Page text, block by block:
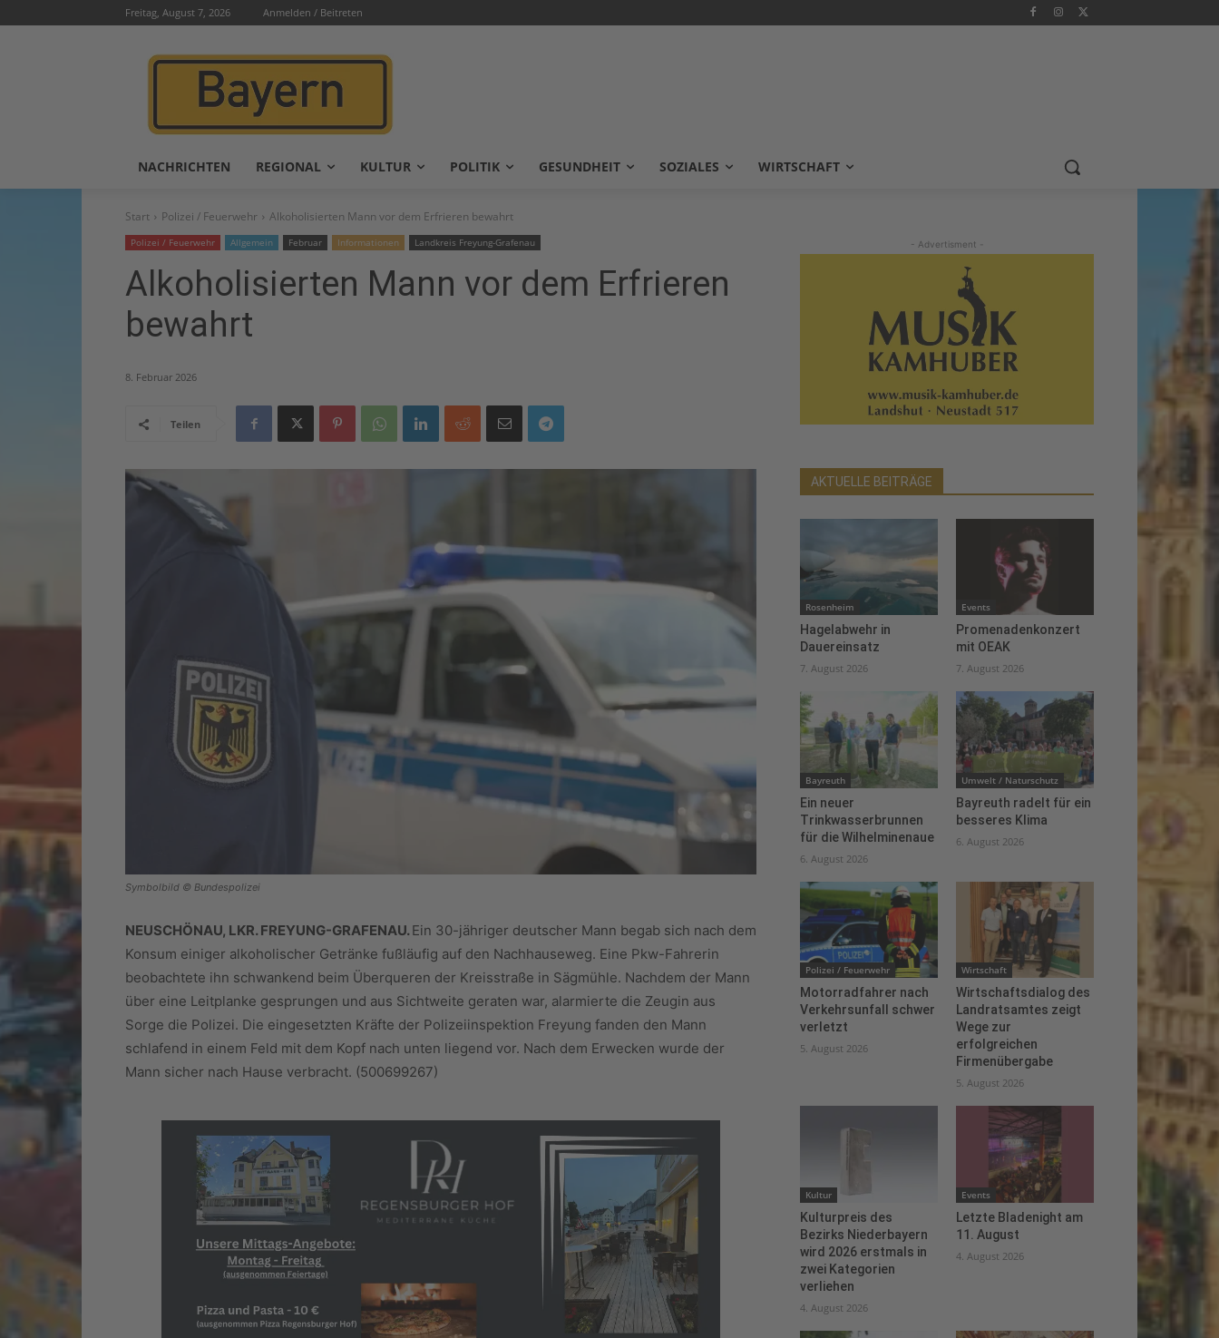
Freitag, August 7, 2026 Anmelden / Beitreten
NACHRICHTEN REGIONAL KULTUR POLITIK GESUNDHEIT SOZIALES WIRTSCHAFT
Start Polizei / Feuerwehr Alkoholisierten Mann vor dem Erfrieren bewahrt
Polizei / Feuerwehr Allgemein Februar Informationen Landkreis Freyung-Grafenau
Alkoholisierten Mann vor dem Erfrieren
bewahrt
8. Februar 2026
Teilen
Symbolbild © Bundespolizei
NEUSCHÖNAU, LKR. FREYUNG-GRAFENAU. Ein 30-jähriger deutscher Mann begab sich nach dem
Konsum einiger alkoholischer Getränke fußläufig auf den Nachhauseweg. Eine Pkw-Fahrerin
beobachtete ihn schwankend beim Überqueren der Kreisstraße in Sägmühle. Nachdem der Mann
über eine Leitplanke gesprungen und aus Sichtweite geraten war, alarmierte die Zeugin aus
Sorge die Polizei. Die eingesetzten Kräfte der Polizeiinspektion Freyung fanden den Mann
schlafend in einem Feld mit dem Kopf nach unten liegend vor. Nach dem Erwecken wurde der
Mann sicher nach Hause verbracht. (500699267)
- Advertisment -
AKTUELLE BEITRÄGE
Rosenheim
Hagelabwehr in
Dauereinsatz
7. August 2026
Events
Promenadenkonzert
mit OEAK
7. August 2026
Bayreuth
Ein neuer
Trinkwasserbrunnen
für die Wilhelminenaue
6. August 2026
Umwelt / Naturschutz
Bayreuth radelt für ein
besseres Klima
6. August 2026
Polizei / Feuerwehr
Motorradfahrer nach
Verkehrsunfall schwer
verletzt
5. August 2026
Wirtschaft
Wirtschaftsdialog des
Landratsamtes zeigt
Wege zur
erfolgreichen
Firmenübergabe
5. August 2026
Kultur
Kulturpreis des
Bezirks Niederbayern
wird 2026 erstmals in
zwei Kategorien
verliehen
4. August 2026
Events
Letzte Bladenight am
11. August
4. August 2026